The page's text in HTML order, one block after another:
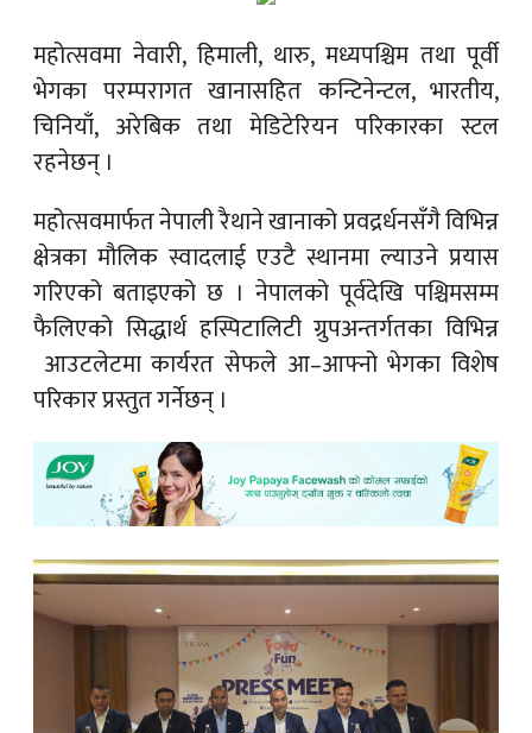
महोत्सवमा नेवारी, हिमाली, थारु, मध्यपश्चिम तथा पूर्वी
भेगका परम्परागत खानासहित कन्टिनेन्टल, भारतीय,
चिनियाँ, अरेबिक तथा मेडिटेरियन परिकारका स्टल
रहनेछन् ।
महोत्सवमार्फत नेपाली रैथाने खानाको प्रवद्रर्धनसँगै विभिन्न
क्षेत्रका मौलिक स्वादलाई एउटै स्थानमा ल्याउने प्रयास
गरिएको बताइएको छ । नेपालको पूर्वदेखि पश्चिमसम्म
फैलिएको सिद्धार्थ हस्पिटालिटी ग्रुपअन्तर्गतका विभिन्न
आउटलेटमा कार्यरत सेफले आ–आफ्नो भेगका विशेष
परिकार प्रस्तुत गर्नेछन् ।